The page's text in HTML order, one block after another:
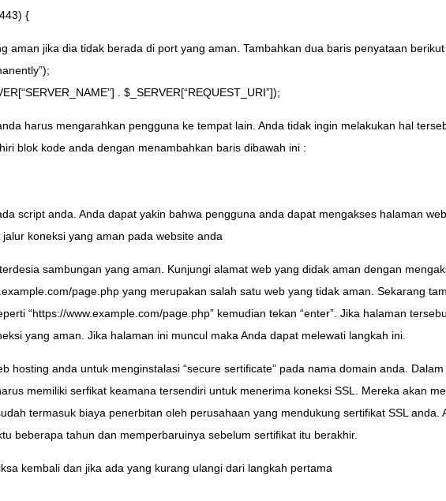
{
aman jika dia tidak berada di port yang aman. Tambahkan dua baris penyataan berikut
. $_SERVER[“REQUEST_URI”]);
harus mengarahkan pengguna ke tempat lain. Anda tidak ingin melakukan hal
blok kode anda dengan menambahkan baris dibawah ini :
script anda. Anda dapat yakin bahwa pengguna anda dapat mengakses halaman
koneksi yang aman pada website anda
sambungan yang aman. Kunjungi alamat web yang didak aman dengan
page.php yang merupakan salah satu web yang tidak aman. Sekarang
“https://www.example.com/page.php” kemudian tekan “enter”. Jika halaman
yang aman. Jika halaman ini muncul maka Anda dapat melewati langkah ini.
hosting anda untuk menginstalasi “secure sertificate” pada nama domain anda.
memiliki serfikat keamana tersendiri untuk menerima koneksi SSL. Mereka akan
termasuk biaya penerbitan oleh perusahaan yang mendukung sertifikat SSL anda.
beberapa tahun dan memperbaruinya sebelum sertifikat itu berakhir.
kembali dan jika ada yang kurang ulangi dari langkah pertama